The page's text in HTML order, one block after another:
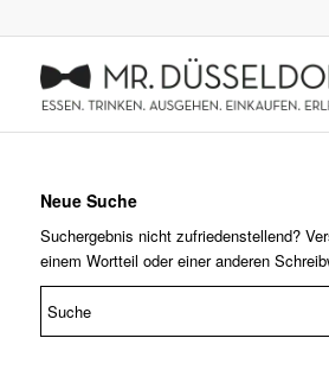
Neue Suche
Suchergebnis nicht zufriedenstellend?
einem Wortteil oder einer anderen